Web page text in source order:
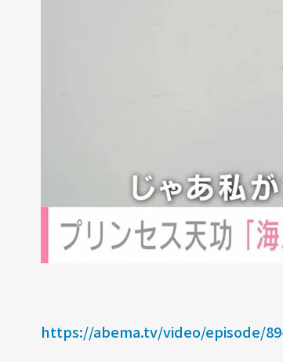
https://abema.tv/video/episode/